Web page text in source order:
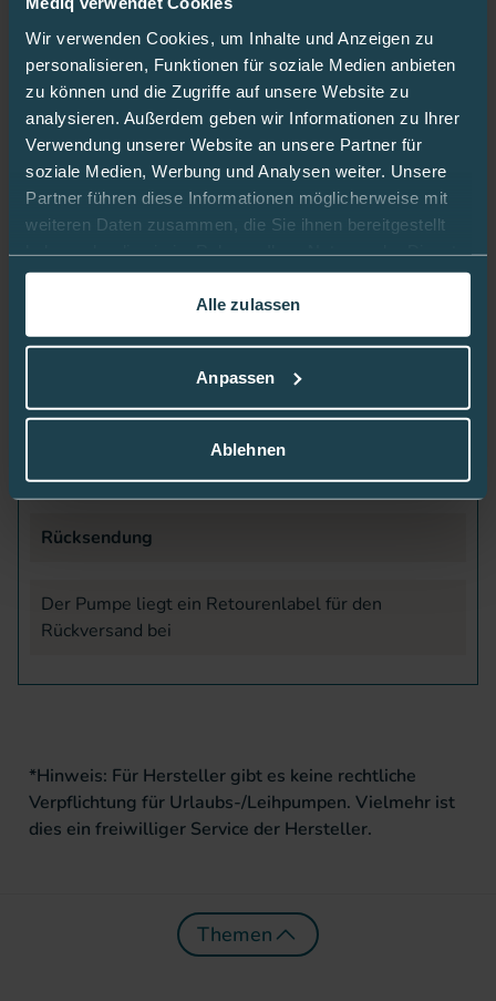
Wir verwenden Cookies, um Inhalte und Anzeigen zu
personalisieren, Funktionen für soziale Medien anbieten
zu können und die Zugriffe auf unsere Website zu
analysieren. Außerdem geben wir Informationen zu Ihrer
Verwendung unserer Website an unsere Partner für
soziale Medien, Werbung und Analysen weiter. Unsere
Partner führen diese Informationen möglicherweise mit
weiteren Daten zusammen, die Sie ihnen bereitgestellt
gesammelt haben.
In dieser
Alle zulassen
Anpassen
Ablehnen
gilt nicht für alle Regionen, wie Inseln, abgelegene
Gebiete, etc.) bietet Medtronic innerhalb von 24h
einen Austausch an.
Kontaktdaten zur Beantragung
Mediq Diabetes:0800 3423973(Mo.-Fr. 8.00-
17.30 Uhr) oder
per Mail aninfo@mediq-diabetes.de
Medtronic Anmeldung: 0800 6464633
+49 2159 8149370 (aus dem Ausland)
Kosten
Rücksendung
Der Pumpe liegt ein Retourenlabel für den
Rückversand bei
*Hinweis: Für Hersteller gibt es keine rechtliche
Verpflichtung für Urlaubs-/Leihpumpen. Vielmehr ist
dies ein freiwilliger Service der Hersteller.
Themen